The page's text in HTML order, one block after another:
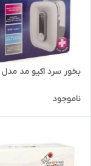
بخور سرد اکیو مد مدل MD63
ناموجود